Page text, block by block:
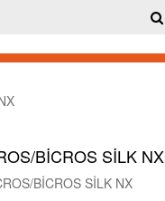
BİCROS SİLK NX
BİCROS SİLK NX